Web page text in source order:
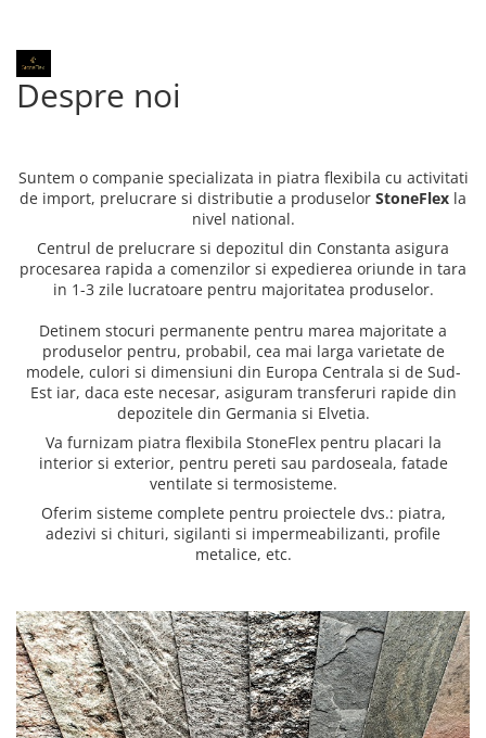
Despre noi
Suntem o companie specializata in piatra flexibila cu activitati
de import, prelucrare si distributie a produselor StoneFlex la
nivel national.
Centrul de prelucrare si depozitul din Constanta asigura
procesarea rapida a comenzilor si expedierea oriunde in tara
in 1-3 zile lucratoare pentru majoritatea produselor.
Detinem stocuri permanente pentru marea majoritate a
produselor pentru, probabil, cea mai larga varietate de
modele, culori si dimensiuni din Europa Centrala si de Sud-
Est iar, daca este necesar, asiguram transferuri rapide din
depozitele din Germania si Elvetia.
Va furnizam piatra flexibila StoneFlex pentru placari la
interior si exterior, pentru pereti sau pardoseala, fatade
ventilate si termosisteme.
Oferim sisteme complete pentru proiectele dvs.: piatra,
adezivi si chituri, sigilanti si impermeabilizanti, profile
metalice, etc.